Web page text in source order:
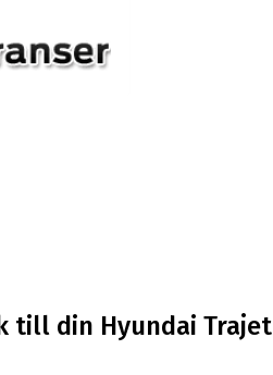
till din Hyundai Trajet